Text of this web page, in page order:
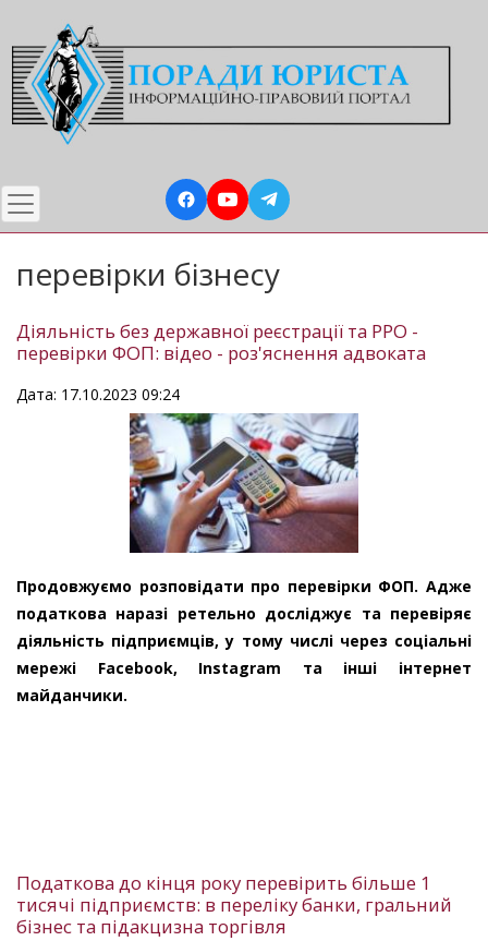
до
основного
вмісту
перевірки бізнесу
Діяльність без державної реєстрації та РРО -
перевірки ФОП: відео - роз'яснення адвоката
Дата: 17.10.2023 09:24
Продовжуємо розповідати про перевірки ФОП. Адже
податкова наразі ретельно досліджує та перевіряє
діяльність підприємців, у тому числі через соціальні
мережі Facebook, Instagram та інші інтернет
майданчики.
Податкова до кінця року перевірить більше 1
тисячі підприємств: в переліку банки, гральний
бізнес та підакцизна торгівля